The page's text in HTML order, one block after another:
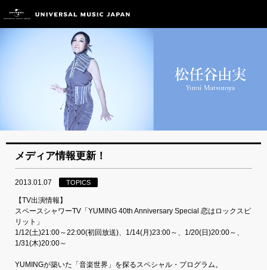
メディア情報更新！
2013.01.07 TOPICS
【TV出演情報】
スペースシャワーTV「YUMING 40th Anniversary Special 恋はロックスピ
リット」
1/12(土)21:00～22:00(初回放送)、1/14(月)23:00～、1/20(日)20:00～、
1/31(木)20:00～
YUMINGが築いた「音楽世界」を探るスペシャル・プログラム。